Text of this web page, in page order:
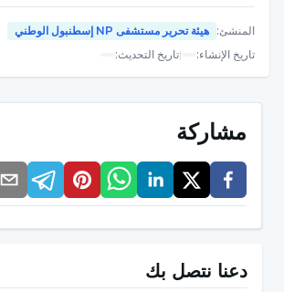
يحافظ على استقرار نسبة السكر في
يقوي العضلات ويدعمها
يساهم في نمو الأعصاب والعظام
يقوي المناعة
كيف تستهلك الكينوا؟
تشبه الأرز والبرغل من حيث طريقة الطهي.
المنشئ: هيئة تحرير مستشفى NP إسطنبول الوطني
تاريخ الإنشاء:
|تاريخ التحديث:
مشاركة
دعنا نتصل بك